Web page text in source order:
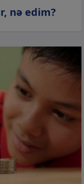
nə edim?